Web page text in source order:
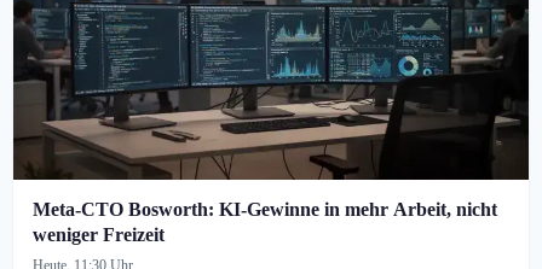
Meta-CTO Bosworth: KI-Gewinne in mehr Arbeit, nicht
weniger Freizeit
Heute, 11:30 Uhr